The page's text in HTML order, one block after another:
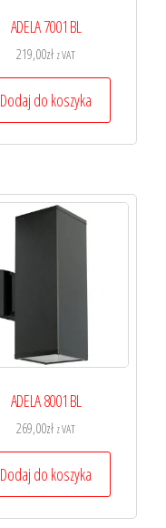
ADELA 7001 BL
219,00zł z VAT
Dodaj do koszyka
ADELA 8001 BL
269,00zł z VAT
Dodaj do koszyka